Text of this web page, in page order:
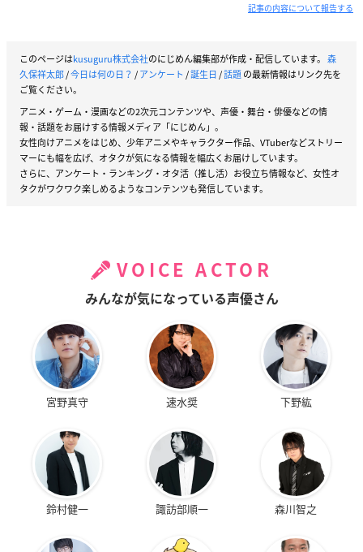
記事の内容について報告する
このページはkusuguru株式会社のにじめん編集部が作成・配信しています。 森
久保祥太郎/今日は何の日？ /アンケート /誕生日/話題の最新情報はリンク先を
ご覧ください。
アニメ・ゲーム・漫画などの2次元コンテンツや、声優・舞台・俳優などの情
報・話題をお届けする情報メディア「にじめん」。
女性向けアニメをはじめ、少年アニメやキャラクター作品、VTuberなどストリー
マーにも幅を広げ、オタクが気になる情報を幅広くお届けしています。
さらに、アンケート・ランキング・オタ活（推し活）お役立ち情報など、女性オ
タクがワクワク楽しめるようなコンテンツも発信しています。
VOICE ACTOR
みんなが気になっている声優さん
宮野真守 速水奨 下野紘
鈴村健一 諏訪部順一 森川智之